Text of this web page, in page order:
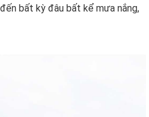
bất kỳ đâu bất kể mưa nắng,